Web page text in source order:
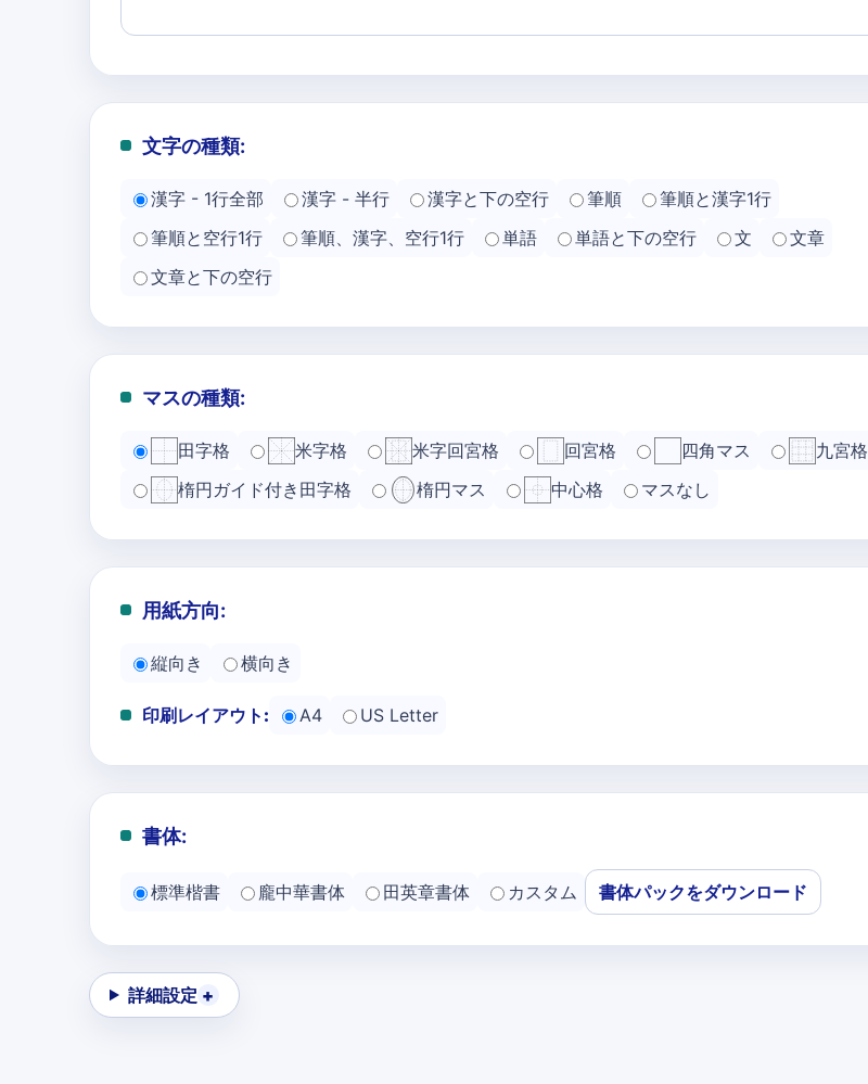
文字の種類:
漢字 - 1行全部 漢字 - 半行 漢字と下の空行 筆順
筆順と漢字1行
筆順と空行1行
筆順、漢字、空行1行 単語 単語と下の空行 文
文章
文章と下の空行
マスの種類:
田字格 米字格 米字回宮格 回宮格 四角マス
九宮格
楕円ガイド付き田字格
楕円マス 中心格 マスなし
用紙方向:
縦向き 横向き
印刷レイアウト: A4 US Letter
書体:
標準楷書 龐中華書体 田英章書体 カスタム 書体パックをダウンロード
詳細設定